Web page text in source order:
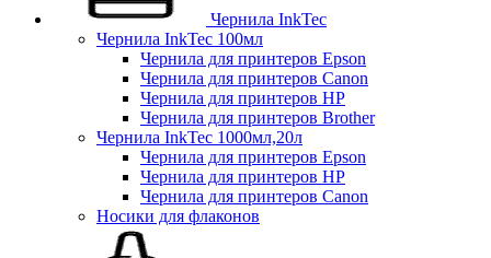
Чернила InkTec
Чернила InkTec 100мл
Чернила для принтеров Epson
Чернила для принтеров Canon
Чернила для принтеров HP
Чернила для принтеров Brother
Чернила InkTec 1000мл,20л
Чернила для принтеров Epson
Чернила для принтеров HP
Чернила для принтеров Canon
Носики для флаконов